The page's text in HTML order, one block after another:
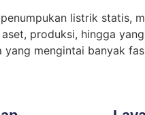
listrik statis,
produksi, hingga
yang mengintai banyak